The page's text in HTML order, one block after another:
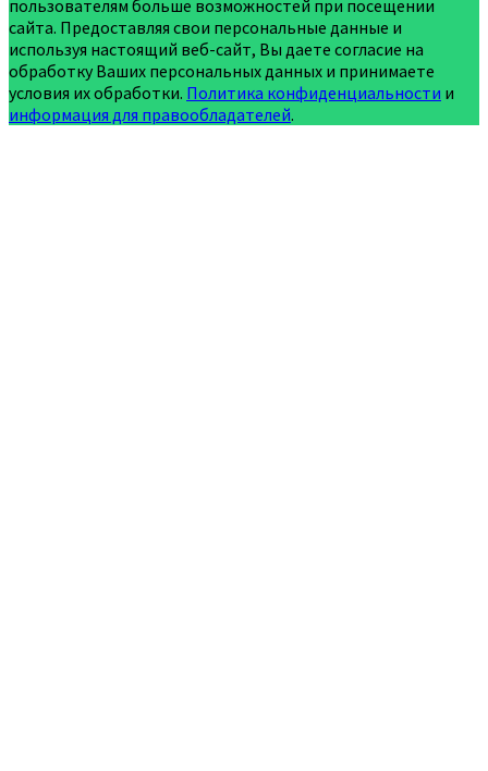
пользователям больше возможностей при посещении
сайта. Предоставляя свои персональные данные и
используя настоящий веб-сайт, Вы даете согласие на
обработку Ваших персональных данных и принимаете
условия их обработки. Политика конфиденциальности и
информация для правообладателей.